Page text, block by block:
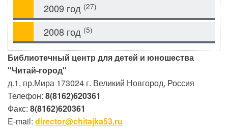
2009 год (27)
2008 год (5)
Библиотечный центр для детей и юношества
"Читай-город"
д.1, пр.Мира 173024 г. Великий Новгород, Россия
Телефон: 8(8162)620361
Факс: 8(8162)620361
E-mail: director@chitajka53.ru